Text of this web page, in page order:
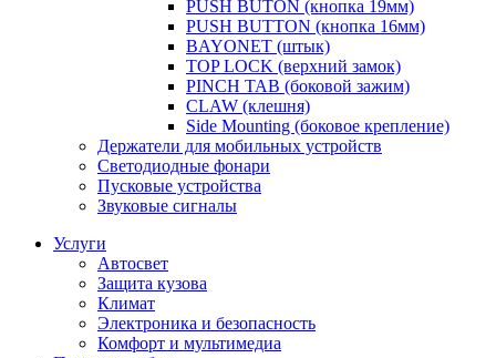
PUSH BUTON (кнопка 19мм)
PUSH BUTTON (кнопка 16мм)
BAYONET (штык)
TOP LOCK (верхний замок)
PINCH TAB (боковой зажим)
CLAW (клешня)
Side Mounting (боковое крепление)
Держатели для мобильных устройств
Светодиодные фонари
Пусковые устройства
Звуковые сигналы
Услуги
Автосвет
Защита кузова
Климат
Электроника и безопасность
Комфорт и мультимедиа